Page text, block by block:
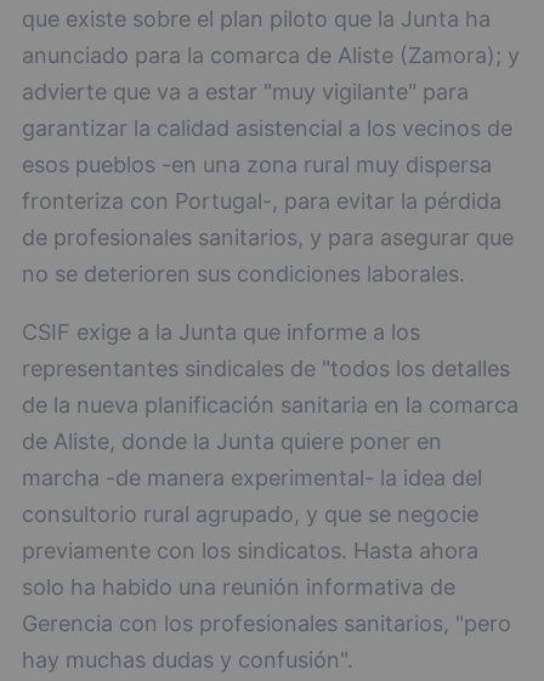
que existe sobre el plan piloto que la Junta ha
anunciado para la comarca de Aliste (Zamora); y
advierte que va a estar "muy vigilante" para
garantizar la calidad asistencial a los vecinos de
esos pueblos -en una zona rural muy dispersa
fronteriza con Portugal-, para evitar la pérdida
de profesionales sanitarios, y para asegurar que
no se deterioren sus condiciones laborales.
CSIF exige a la Junta que informe a los
representantes sindicales de "todos los detalles
de la nueva planificación sanitaria en la comarca
de Aliste, donde la Junta quiere poner en
marcha -de manera experimental- la idea del
consultorio rural agrupado, y que se negocie
previamente con los sindicatos. Hasta ahora
solo ha habido una reunión informativa de
Gerencia con los profesionales sanitarios, "pero
hay muchas dudas y confusión".